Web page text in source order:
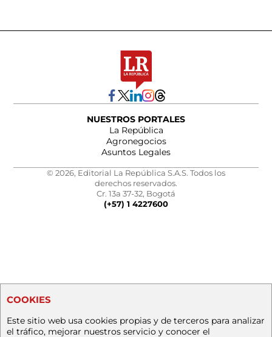
NUESTROS PORTALES
La República
Agronegocios
Asuntos Legales
© 2026, Editorial La República S.A.S. Todos los
derechos reservados.
Cr. 13a 37-32, Bogotá
(+57) 1 4227600
COOKIES
Este sitio web usa cookies propias y de terceros para analizar
el tráfico, mejorar nuestros servicio y conocer el